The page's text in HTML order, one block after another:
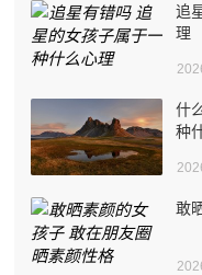
追
理
什
种
敢